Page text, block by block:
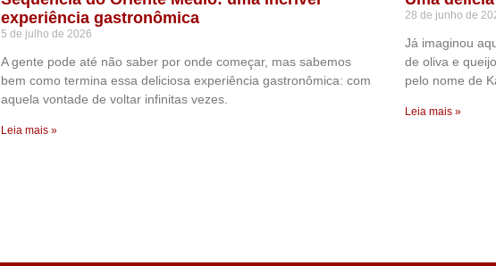
experiência gastronômica
5 de julho de 2026
A gente pode até não saber por onde começar, mas sabemos
bem como termina essa deliciosa experiência gastronômica: com
aquela vontade de voltar infinitas vezes.
Leia mais »
28 de junho de
Já imaginou
de oliva e
pelo nome de
Leia mais »